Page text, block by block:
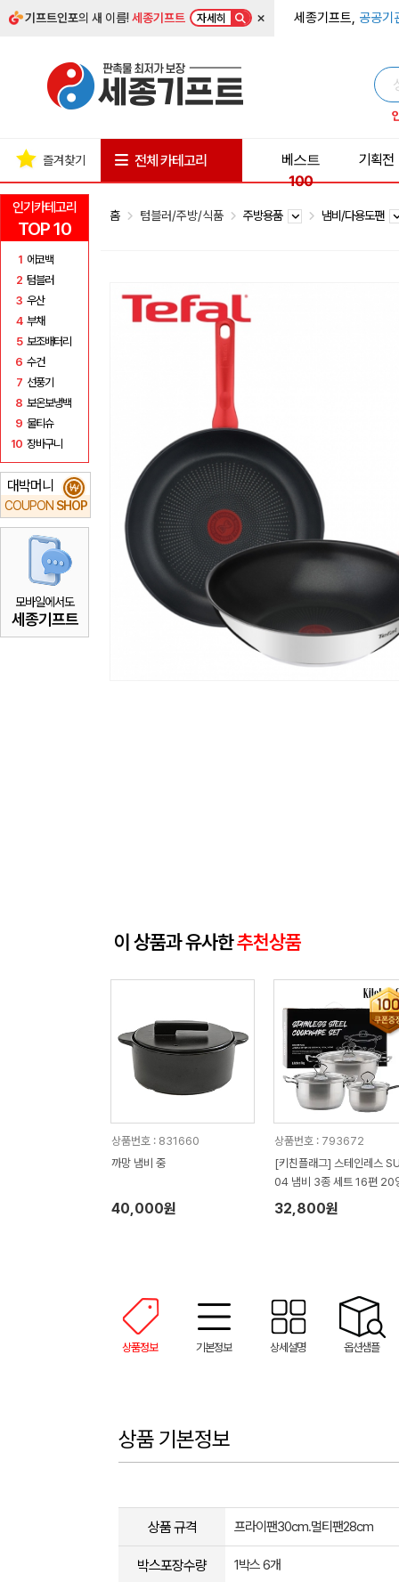
기프트인포의 새 이름!세종기프트 자세히 × 세종기프트, 공공기
인기카테고리
TOP 10
1 에코백
2 텀블러
3 우산
4 부채
5 보조배터리
6 수건
7 선풍기
8 보온보냉백
9 물티슈
10 장바구니
대박머니
COUPON SHOP
₩
모바일에서도
세종기프트
즐겨찾기 전체 카테고리
베스트
100
기획전
홈 텀블러/주방/식품 주방용품 냄비/다용도팬
이 상품과 유사한추천상품
상품번호 : 831660
까망 냄비 중
40,000원
상품번호 : 793672
[키친플래그] 스테인레스
04 냄비 3종 세트 16편 20
24양수
32,800원
상품정보 기본정보 상세설명 옵션샘플
상품 기본정보
상품 규격 프라이팬30cm.멀티팬28cm
박스포장수량 1박스 6개